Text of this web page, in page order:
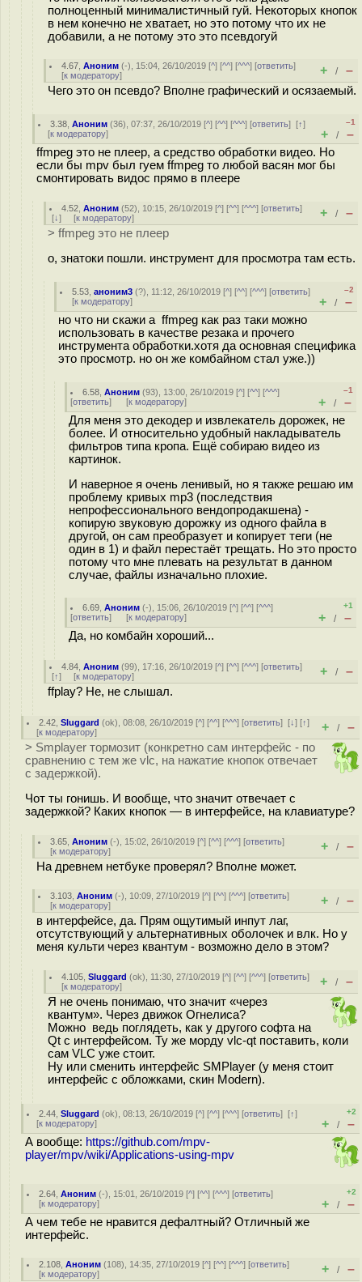
полноценный минималистичный гуй. Некоторых кнопок
в нем конечно не хватает, но это потому что их не
добавили, а не потому это это псевдогуй
4.67 ,Аноним (-), 15:04, 26/10/2019 [^] [^^] [^^^] [ответить]
[к модератору] + / –
Чего это он псевдо? Вполне графический и осязаемый.
3.38 ,Аноним (36), 07:37, 26/10/2019 [^] [^^] [^^^] [ответить][↑]
[к модератору]
–1
+ / –
ffmpeg это не плеер, а средство обработки видео. Но
если бы mpv был гуем ffmpeg то любой васян мог бы
смонтировать видос прямо в плеере
4.52 ,Аноним (52), 10:15, 26/10/2019 [^] [^^] [^^^] [ответить]
[↓] [к модератору] + / –
> ffmpeg это не плеер
о, знатоки пошли. инструмент для просмотра там есть.
5.53 ,аноним3 (?), 11:12, 26/10/2019 [^] [^^] [^^^] [ответить]
[к модератору]
–2
+ / –
но что ни скажи а ffmpeg как раз таки можно
использовать в качестве резака и прочего
инструмента обработки.хотя да основная специфика
это просмотр. но он же комбайном стал уже.))
6.58 ,Аноним (93), 13:00, 26/10/2019 [^] [^^] [^^^]
[ответить] [к модератору]
–1
+ / –
Для меня это декодер и извлекатель дорожек, не
более. И относительно удобный накладыватель
фильтров типа кропа. Ещё собираю видео из
картинок.
И наверное я очень ленивый, но я также решаю им
проблему кривых mp3 (последствия
непрофессионального вендопродакшена) -
копирую звуковую дорожку из одного файла в
другой, он сам преобразует и копирует теги (не
один в 1) и файл перестаёт трещать. Но это просто
потому что мне плевать на результат в данном
случае, файлы изначально плохие.
6.69 ,Аноним (-), 15:06, 26/10/2019 [^] [^^] [^^^]
[ответить] [к модератору]
+1
+ / –
Да, но комбайн хороший...
4.84 ,Аноним (99), 17:16, 26/10/2019 [^] [^^] [^^^] [ответить]
[↑] [к модератору] + / –
ffplay? Не, не слышал.
2.42 ,Sluggard (ok), 08:08, 26/10/2019 [^] [^^] [^^^] [ответить][↓] [↑]
[к модератору] + / –
> Smplayer тормозит (конкретно сам интерфейс - по
сравнению с тем же vlc, на нажатие кнопок отвечает
с задержкой).
Чот ты гонишь. И вообще, что значит отвечает с
задержкой? Каких кнопок — в интерфейсе, на клавиатуре?
3.65 ,Аноним (-), 15:02, 26/10/2019 [^] [^^] [^^^] [ответить]
[к модератору] + / –
На древнем нетбуке проверял? Вполне может.
3.103 ,Аноним (-), 10:09, 27/10/2019 [^] [^^] [^^^] [ответить]
[к модератору] + / –
в интерфейсе, да. Прям ощутимый инпут лаг,
отсутствующий у альтернативных оболочек и влк. Но у
меня культи через квантум - возможно дело в этом?
4.105 ,Sluggard (ok), 11:30, 27/10/2019 [^] [^^] [^^^] [ответить]
[к модератору] + / –
Я не очень понимаю, что значит «через
квантум». Через движок Огнелиса?
Можно ведь поглядеть, как у другого софта на
Qt с интерфейсом. Ту же морду vlc-qt поставить, коли
сам VLC уже стоит.
Ну или сменить интерфейс SMPlayer (у меня стоит
интерфейс с обложками, скин Modern).
2.44 ,Sluggard (ok), 08:13, 26/10/2019 [^] [^^] [^^^] [ответить][↑]
[к модератору]
+2
+ / –
А вообще: https://github.com/mpv-
player/mpv/wiki/Applications-using-mpv
2.64 ,Аноним (-), 15:01, 26/10/2019 [^] [^^] [^^^] [ответить]
[к модератору]
+2
+ / –
А чем тебе не нравится дефалтный? Отличный же
интерфейс.
2.108 ,Аноним (108), 14:35, 27/10/2019 [^] [^^] [^^^] [ответить]
[к модератору] + / –